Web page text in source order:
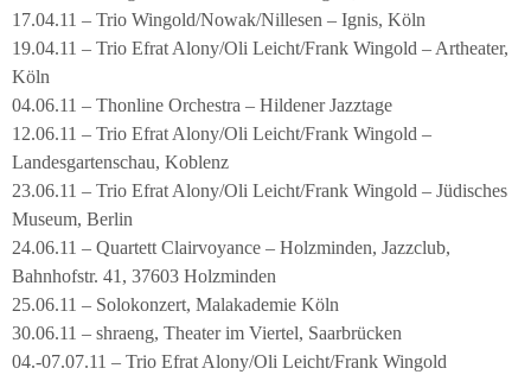
17.04.11 – Trio Wingold/Nowak/Nillesen – Ignis, Köln
19.04.11 – Trio Efrat Alony/Oli Leicht/Frank Wingold – Artheater,
Köln
04.06.11 – Thonline Orchestra – Hildener Jazztage
12.06.11 – Trio Efrat Alony/Oli Leicht/Frank Wingold –
Landesgartenschau, Koblenz
23.06.11 – Trio Efrat Alony/Oli Leicht/Frank Wingold – Jüdisches
Museum, Berlin
24.06.11 – Quartett Clairvoyance – Holzminden, Jazzclub,
Bahnhofstr. 41, 37603 Holzminden
25.06.11 – Solokonzert, Malakademie Köln
30.06.11 – shraeng, Theater im Viertel, Saarbrücken
04.-07.07.11 – Trio Efrat Alony/Oli Leicht/Frank Wingold